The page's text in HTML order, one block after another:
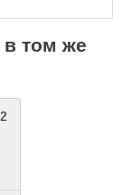
в том же